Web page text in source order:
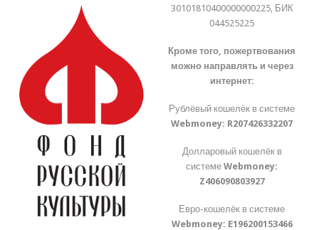
30101810400000000225, БИК
044525225
Кроме того, пожертвования
можно направлять и через
интернет:
Рублёвый кошелёк в системе
Webmoney: R207426332207
Долларовый кошелёк в
системеWebmoney:
Z406090803927
Евро-кошелёк в системе
Webmoney: E196200153466